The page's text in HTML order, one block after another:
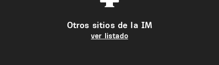
Otros sitios de la IM
ver listado